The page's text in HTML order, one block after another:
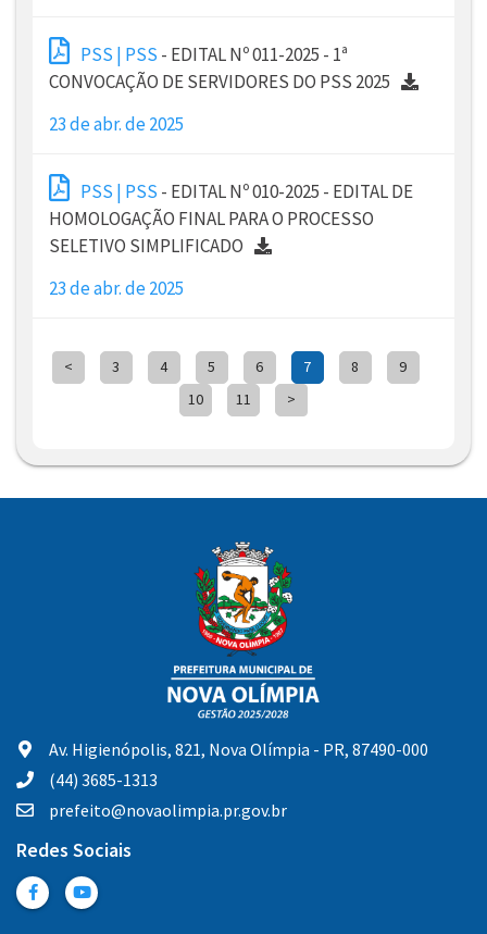
PSS | PSS - EDITAL Nº 011-2025 - 1ª
CONVOCAÇÃO DE SERVIDORES DO PSS 2025
23 de abr. de 2025
PSS | PSS - EDITAL Nº 010-2025 - EDITAL DE
HOMOLOGAÇÃO FINAL PARA O PROCESSO
SELETIVO SIMPLIFICADO
23 de abr. de 2025
< 3 4 5 6 7 8
9
10
11 >
Av. Higienópolis, 821, Nova Olímpia - PR, 87490-000
(44) 3685-1313
prefeito@novaolimpia.pr.gov.br
Redes Sociais